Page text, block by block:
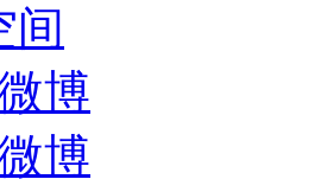
间
博
博